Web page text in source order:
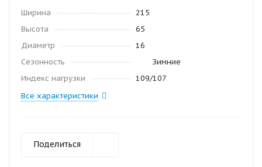
Ширина
215
Высота
65
Диаметр
16
Сезонность
Зимние
Индекс нагрузки
109/107
Все характеристики
Поделиться